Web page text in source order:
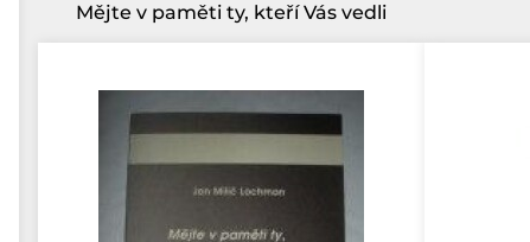
Mějte v paměti ty, kteří Vás vedli